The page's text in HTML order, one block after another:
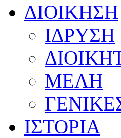
ΔΙΟΙΚΗΣΗ
ΙΔΡΥΣΗ
ΜΕΛΗ
ΙΣΤΟΡΙΑ